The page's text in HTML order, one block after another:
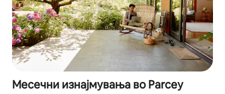
Месечни изнајмувања во Parcey